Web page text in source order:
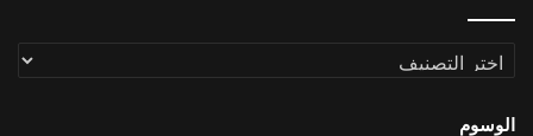
التصنيفات
الوسوم